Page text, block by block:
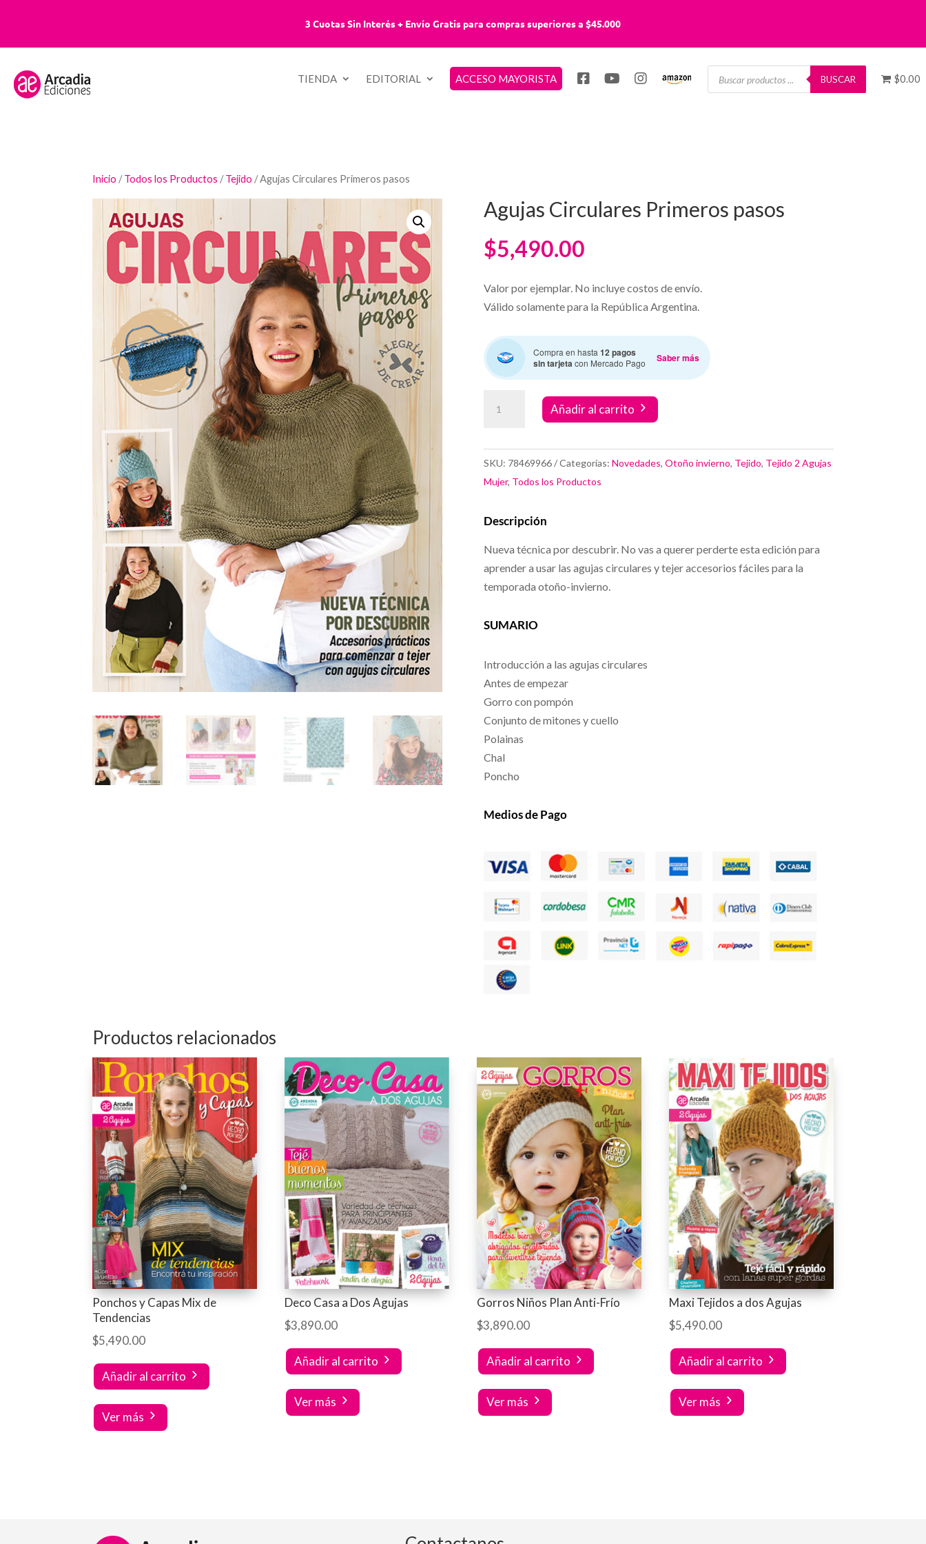
3 Cuotas Sin Interés + Envío Gratis para compras superiores a $45.000
TIENDA EDITORIAL ACCESO MAYORISTA
Búsqueda
productos
BUSCAR $0.00
Inicio /Todos los Productos /Tejido / Agujas Circulares Primeros pasos
Agujas Circulares Primeros pasos
$5,490.00
Valor por ejemplar. No incluye costos de envío.
Válido solamente para la República Argentina.
Compra en hasta12 pagos
sin tarjetacon Mercado Pago Saber más
Añadir al carrito
SKU: 78469966 Categorías: Novedades, Otoño invierno, Tejido, Tejido 2 Agujas
Mujer, Todos los Productos
Descripción
Nueva técnica por descubrir. No vas a querer perderte esta edición para
aprender a usar las agujas circulares y tejer accesorios fáciles para la
temporada otoño-invierno.
SUMARIO
Introducción a las agujas circulares
Antes de empezar
Gorro con pompón
Conjunto de mitones y cuello
Polainas
Chal
Poncho
Medios de Pago
Productos relacionados
Ponchos y Capas Mix de
Tendencias
$5,490.00
Añadir al carrito
Ver más
Deco Casa a Dos Agujas
$3,890.00
Añadir al carrito
Ver más
Gorros Niños Plan Anti-Frío
$3,890.00
Añadir al carrito
Ver más
Maxi Tejidos a dos Agujas
$5,490.00
Añadir al carrito
Ver más